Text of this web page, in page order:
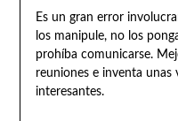
Es un gran error
los manipule, no los
prohíba comunicarse.
reuniones e inventa unas
interesantes.